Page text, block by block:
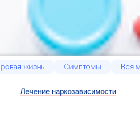
жизнь Симптомы Вся
Лечение наркозависимости